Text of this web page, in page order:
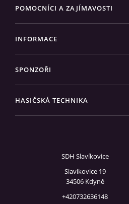
POMOCNÍCI A ZAJÍMAVOSTI
INFORMACE
SPONZOŘI
HASIČSKÁ TECHNIKA
SDH Slavíkovice
Slavikovice 19
34506 Kdyně
+420732636148